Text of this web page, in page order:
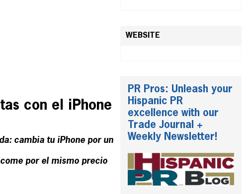
con el iPhone
cambia tu iPhone por un
por el mismo precio
WEBSITE
PR Pros: Unleash your
Hispanic PR
excellence with our
Trade Journal +
Weekly Newsletter!